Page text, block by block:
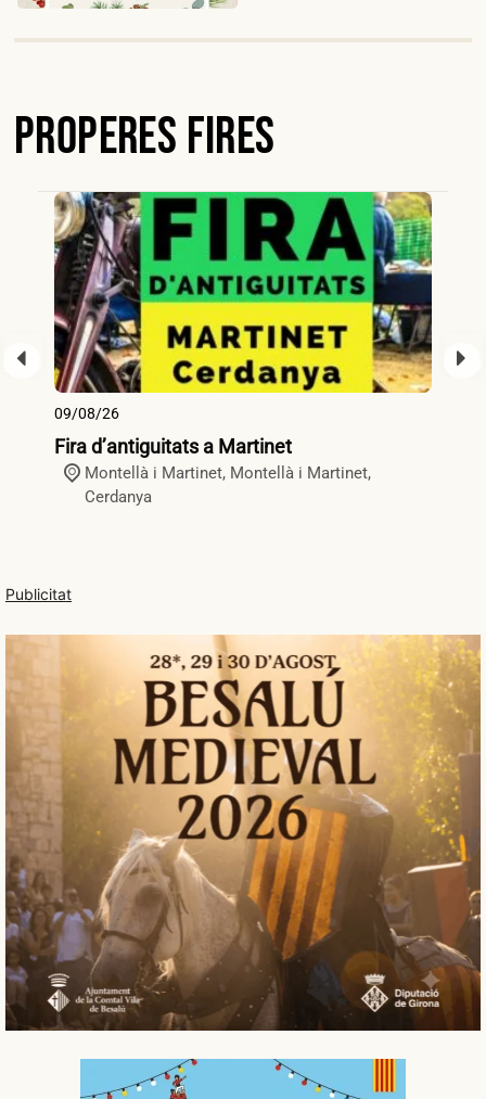
Properes Fires
09/08/26
Fira d’antiguitats a Martinet
Montellà i Martinet, Montellà i Martinet,
Cerdanya
Publicitat